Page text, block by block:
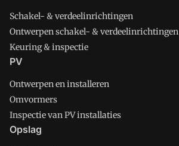
Schakel- & verdeelinrichtingen
Ontwerpen schakel- & verdeelinrichtingen
Keuring & inspectie
PV
Ontwerpen en installeren
Omvormers
Inspectie van PV installaties
Opslag